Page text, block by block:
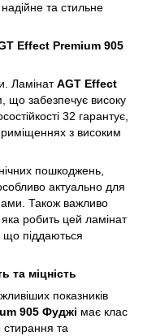
та стильне
Effect Premium 905
ЛамінатAGT Effect
забезпечує високу
32 гарантує,
з високим
пошкоджень,
актуально для
Також важливо
яка робить цей ламінат
що піддаються
та міцність
показників
905 Фуджі має клас
стирання та